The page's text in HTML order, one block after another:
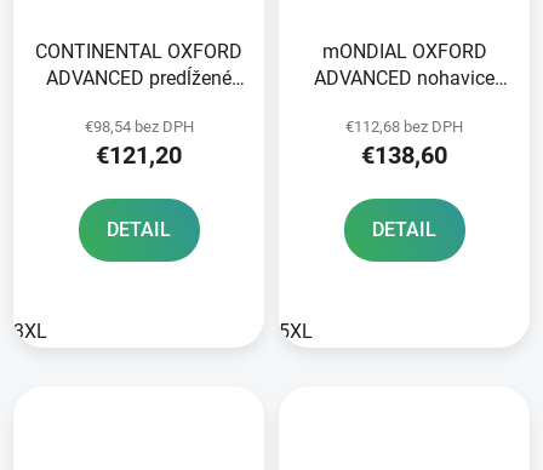
CONTINENTAL OXFORD
ADVANCED predĺžené
€98,54 bez DPH
€121,20
DETAIL
3XL
mONDIAL OXFORD
ADVANCED nohavice
€112,68 bez DPH
€138,60
DETAIL
5XL